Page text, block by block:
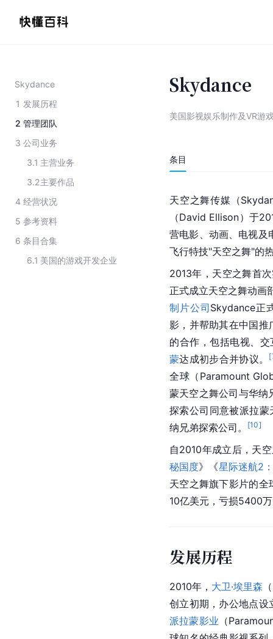
Skydance
1 发展历程
2 管理团队
3 公司业务
3.1 主营业务
3.2主要作品
4 经营状况
5 参考资料
6 条目合集
6.1 美国的游戏开发企业
Skydance
美国影视娱乐制作及VR游
条目
天空之舞传媒（
（David Ellison）于
营电影、动画、电视及
飞行特技"天空之舞"的
2013年，天空之舞首
正式成立天空之舞动
制片公司Skydance正
影，并帮助其在中国推
的合作，包括电视、
蒙达成初步合并协议。 [
全球（Paramount
蒙天空之舞公司与华纳
探索公司同意被派拉
纳兄弟探索公司。
[10]
自2010年成立后，天
秘国度》《星际迷航2
天空之舞旗下影片的
10亿美元，亏损5400
发展历程
2010年， 大卫·埃里森
创立初期，办公地点设
派拉蒙影业 （